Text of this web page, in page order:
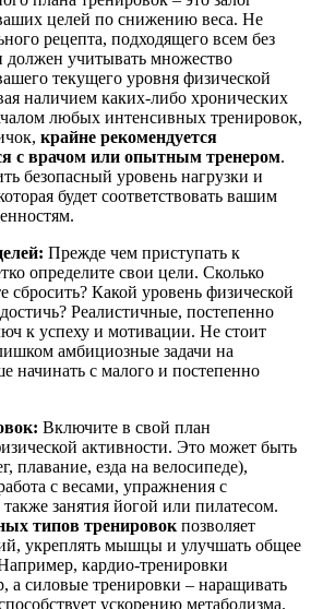
целей по снижению веса. Не
рецепта, подходящего всем без
учитывать множество
текущего уровня физической
наличием каких-либо хронических
любых интенсивных тренировок,
крайне рекомендуется
с врачом или опытным тренером.
безопасный уровень нагрузки и
будет соответствовать вашим
Прежде чем приступать к
определите свои цели. Сколько
сбросить? Какой уровень физической
Реалистичные, постепенно
к успеху и мотивации. Не стоит
амбициозные задачи на
начинать с малого и постепенно
Включите в свой план
активности. Это может быть
плавание, езда на велосипеде),
с весами, упражнения с
занятия йогой или пилатесом.
типов тренировок позволяет
укреплять мышцы и улучшать общее
кардио-тренировки
а силовые тренировки – наращивать
ускорению метаболизма.